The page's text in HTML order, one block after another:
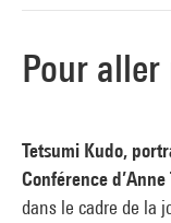
Pour
Tetsumi Kudo,
Conférence
dans le cadre de la